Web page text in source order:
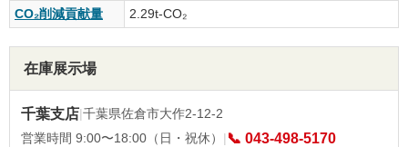
CO₂削減貢献量 2.29t-CO₂
在庫展示場
千葉支店|千葉県佐倉市大作2-12-2
営業時間 9:00〜18:00（日・祝休） | 📞 043-498-5170